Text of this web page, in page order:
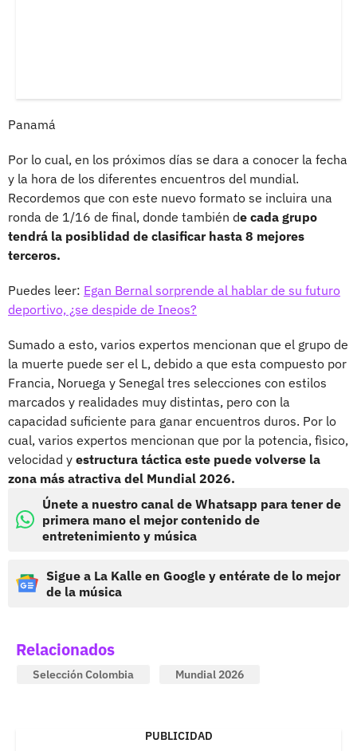
Panamá
Por lo cual, en los próximos días se dara a conocer la fecha
y la hora de los diferentes encuentros del mundial.
Recordemos que con este nuevo formato se incluira una
ronda de 1/16 de final, donde también de cada grupo
tendrá la posiblidad de clasificar hasta 8 mejores
terceros.
Puedes leer: Egan Bernal sorprende al hablar de su futuro
deportivo, ¿se despide de Ineos?
Sumado a esto, varios expertos mencionan que el grupo de
la muerte puede ser el L, debido a que esta compuesto por
Francia, Noruega y Senegal tres selecciones con estilos
marcados y realidades muy distintas, pero con la
capacidad suficiente para ganar encuentros duros. Por lo
cual, varios expertos mencionan que por la potencia, fìsico,
velocidad y estructura táctica este puede volverse la
zona más atractiva del Mundial 2026.
Únete a nuestro canal de Whatsapp para tener de
primera mano el mejor contenido de
entretenimiento y música
Sigue a La Kalle en Google y entérate de lo mejor
de la música
Relacionados
Selección Colombia Mundial 2026
PUBLICIDAD